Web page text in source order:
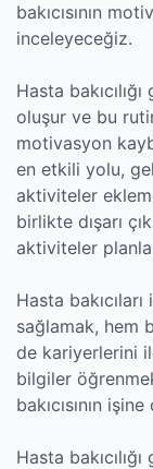
bakıcısının
inceleyeceğiz.
Hasta
oluşur ve bu
motivasyon
en etkili yolu,
aktiviteler
birlikte dışarı
aktiviteler
Hasta
sağlamak, hem
de kariyerlerini
bilgiler
bakıcısının
Hasta